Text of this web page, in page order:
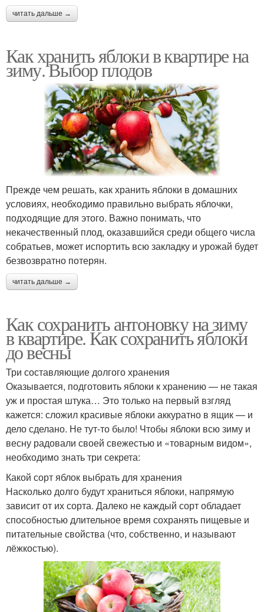
читать дальше →
Как хранить яблоки в квартире на
зиму. Выбор плодов
Прежде чем решать, как хранить яблоки в домашних
условиях, необходимо правильно выбрать яблочки,
подходящие для этого. Важно понимать, что
некачественный плод, оказавшийся среди общего числа
собратьев, может испортить всю закладку и урожай будет
безвозвратно потерян.
читать дальше →
Как сохранить антоновку на зиму
в квартире. Как сохранить яблоки
до весны
Три составляющие долгого хранения
Оказывается, подготовить яблоки к хранению — не такая
уж и простая штука… Это только на первый взгляд
кажется: сложил красивые яблоки аккуратно в ящик — и
дело сделано. Не тут-то было! Чтобы яблоки всю зиму и
весну радовали своей свежестью и «товарным видом»,
необходимо знать три секрета:
Какой сорт яблок выбрать для хранения
Насколько долго будут храниться яблоки, напрямую
зависит от их сорта. Далеко не каждый сорт обладает
способностью длительное время сохранять пищевые и
питательные свойства (что, собственно, и называют
лёжкостью).